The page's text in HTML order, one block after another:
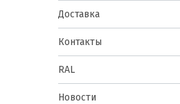
Доставка
Контакты
RAL
Новости